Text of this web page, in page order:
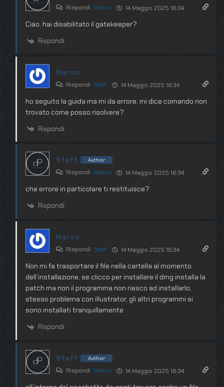
Rispondi Marco 14 Maggio 2025 16:34
Ciao, hai disabilitato il gatekeeper?
Rispondi
Marco
Rispondi Staff 14 Maggio 2025 16:34
ho seguito la guida ma mi da errore, mi dice comando non
trovato come posso risolvere?
Rispondi
Staff Author
Rispondi Marco 14 Maggio 2025 16:34
che errore in particolare ti restituisce?
Rispondi
Marco
Rispondi Staff 14 Maggio 2025 16:34
Non mi fa trasportare il file nella cartella al momento
dell’installazione, se clicco per installare il dmg installa la
patch ma non il programma non riesco ad installarlo,
stesso problema con illustrator, gli altri programmi si
sono installati tranquillamente
Rispondi
Staff Author
Rispondi Marco 14 Maggio 2025 16:34